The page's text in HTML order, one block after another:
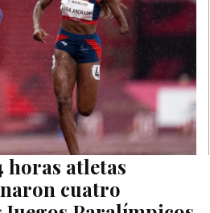
horas atletas
cuatro